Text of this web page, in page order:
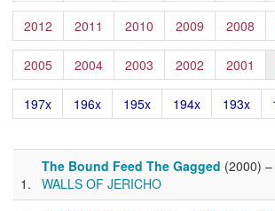
2012 2011 2010 2009 2008
2005 2004 2003 2002 2001
197x 196x 195x 194x 193x
The Bound Feed The Gagged (2000) –
WALLS OF JERICHO